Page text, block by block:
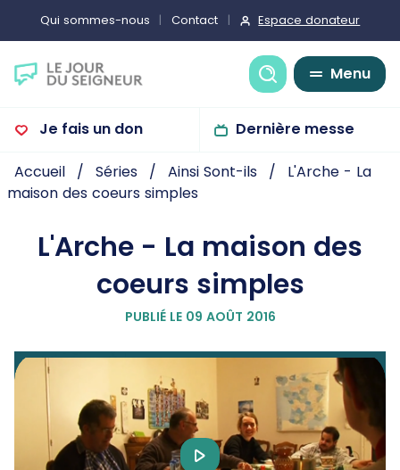
Qui sommes-nous Contact Espace donateur
Recherche
Menu
Je fais un don Dernière messe
Accueil Séries Ainsi Sont-ils
L'Arche - La
maison des coeurs simples
L'Arche - La maison des
coeurs simples
PUBLIÉ LE 09 AOÛT 2016
Play
Video